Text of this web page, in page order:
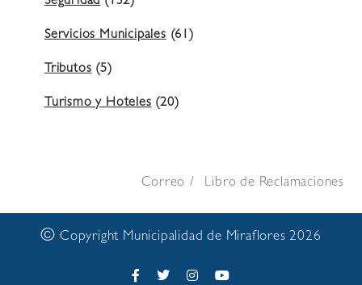
Servicios Municipales (61)
Tributos (5)
Turismo y Hoteles (20)
Correo Libro de Reclamaciones
© Copyright Municipalidad de Miraflores 2026